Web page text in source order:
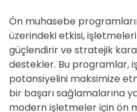
Ön muhasebe
üzerindeki etkisi,
güçlendirir ve stratejik
destekler. Bu programlar,
potansiyelini maksimize
bir başarı sağlamalarına
modern işletmeler için ön